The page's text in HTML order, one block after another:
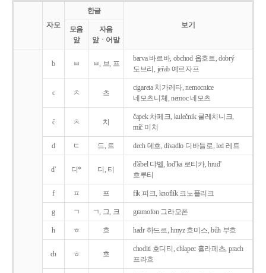
자모
한글
보기
모음
앞
자음
앞ㆍ어말
b ㅂ ㅂ, 브, 프
barva 바르바, obchod 옵호트, dobrý
도브리, jeřab 예르자프
c ㅊ 츠
cigareta 치가레타, nemocnice
네모츠니체, nemoc 네모츠
č ㅊ 치
čapek 차페크, kulečnik 쿨레치니크,
míč 미치
d ㄷ 드, 트 dech 데흐, divadlo 디바들로, led 레트
d' 디* 디, 티
d'ábel 댜벨, lod'ka 로티카, hrud'
흐루티
f ㅍ 프 fík 피크, knoflík 크노플리크
g ㄱ ㄱ, 그, 크 gramofon 그라모폰
h ㅎ 흐 hadr 하드르, hmyz 흐미스, bůh 부흐
ch ㅎ 흐
choditi 호디티, chlapec 흘라페츠, prach
프라흐